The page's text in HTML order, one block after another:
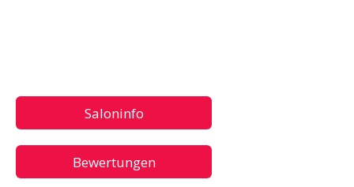
Saloninfo
Bewertungen